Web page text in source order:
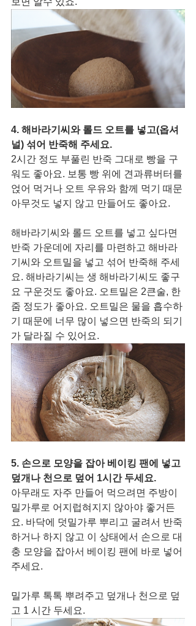
4. 해바라기씨와 롤드 오트를 넣고(옵셔
널) 섞어 반죽해 주세요.
2시간 정도 부풀린 반죽 그대로 빵을 구
워도 좋아요. 보통 빵 위에 견과류버터를
얹어 먹거나 오트 우유와 함께 먹기 때문
아무것도 넣지 않고 만들어도 좋아요.
해바라기씨와 롤드 오트를 넣고 싶다면
반죽 가운데에 자리를 마련하고 해바라
기씨와 오트밀을 넣고 섞어 반죽해 주세
요. 해바라기씨는 생 해바라기씨도 좋구
요 구운것도 좋아요. 오트밀은 2큰술, 한
줌 정도가 좋아요. 오트밀은 물을 흡수하
기 때문에 너무 많이 넣으면 반죽의 되기
가 달라질 수 있어요.
5. 손으로 모양을 잡아 베이킹 팬에 넣고
덮개나 천으로 덮어 1시간 두세요.
아무래도 자주 만들어 먹으려면 주방이
밀가루로 어지럽혀지지 않아야 좋거든
요. 바닥에 덧밀가루 뿌리고 굴려서 반죽
하거나 하지 않고 이 상태에서 손으로 대
충 모양을 잡아서 베이킹 팬에 바로 넣어
주세요.
밀가루 톡톡 뿌려주고 덮개나 천으로 덮
고 1 시간 두세요.